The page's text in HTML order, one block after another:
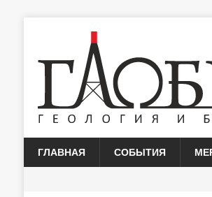
ГЛАВНАЯ СОБЫТИЯ